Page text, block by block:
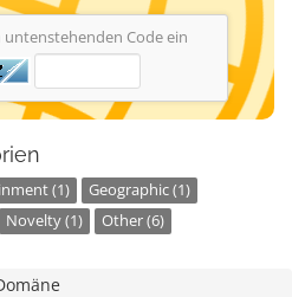
untenstehenden Code ein
(1)
Geographic (1)
Novelty (1) Other (6)